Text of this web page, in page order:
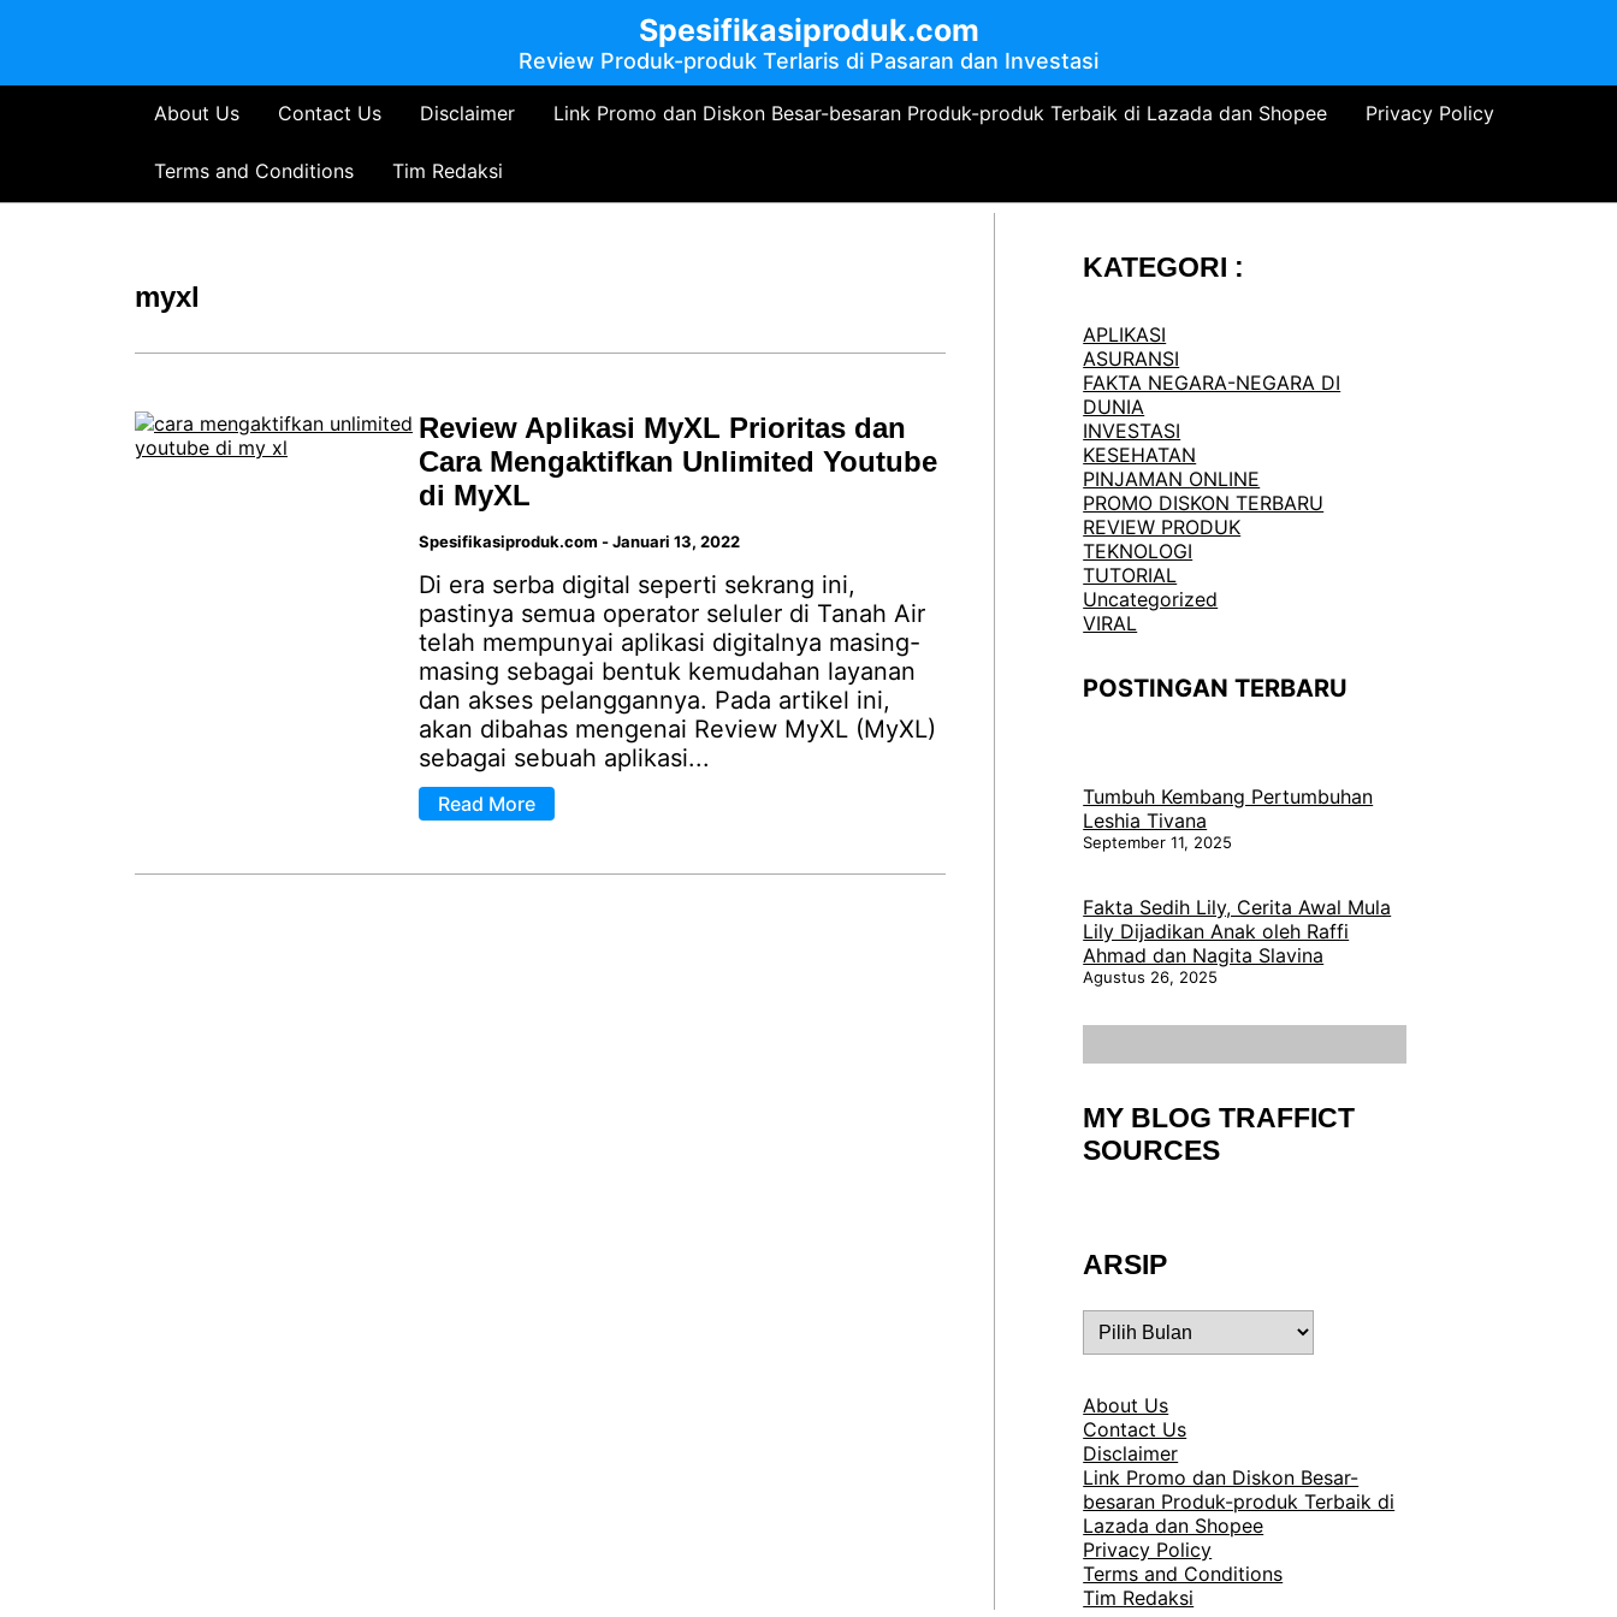
Spesifikasiproduk.com
Review Produk-produk Terlaris di Pasaran dan Investasi
About Us Contact Us Disclaimer Link Promo dan Diskon Besar-besaran Produk-produk Terbaik di Lazada dan Shopee Privacy Policy
Terms and Conditions Tim Redaksi
myxl
Review Aplikasi MyXL Prioritas dan
Cara Mengaktifkan Unlimited Youtube
di MyXL
Spesifikasiproduk.com -Januari 13, 2022
Di era serba digital seperti sekrang ini,
pastinya semua operator seluler di Tanah Air
telah mempunyai aplikasi digitalnya masing-
masing sebagai bentuk kemudahan layanan
dan akses pelanggannya. Pada artikel ini,
akan dibahas mengenai Review MyXL (MyXL)
sebagai sebuah aplikasi...
Read More
KATEGORI :
APLIKASI
ASURANSI
FAKTA NEGARA-NEGARA DI
DUNIA
INVESTASI
KESEHATAN
PINJAMAN ONLINE
PROMO DISKON TERBARU
REVIEW PRODUK
TEKNOLOGI
TUTORIAL
Uncategorized
VIRAL
POSTINGAN TERBARU
Tumbuh Kembang Pertumbuhan
Leshia Tivana
September 11, 2025
Fakta Sedih Lily, Cerita Awal Mula
Lily Dijadikan Anak oleh Raffi
Ahmad dan Nagita Slavina
Agustus 26, 2025
MY BLOG TRAFFICT
SOURCES
ARSIP
ARSIP
About Us
Contact Us
Disclaimer
Link Promo dan Diskon Besar-
besaran Produk-produk Terbaik di
Lazada dan Shopee
Privacy Policy
Terms and Conditions
Tim Redaksi